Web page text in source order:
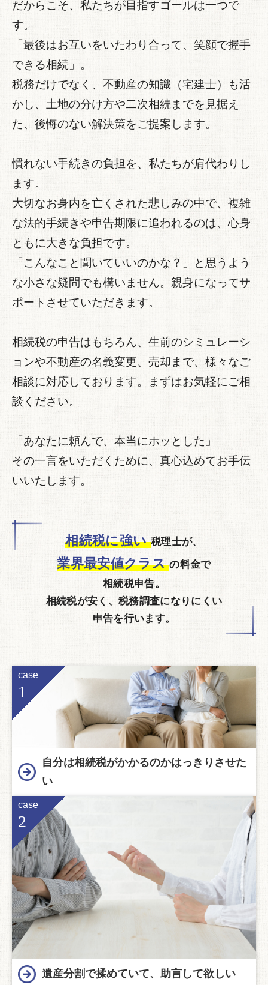
だからこそ、私たちが目指すゴールは一つで
す。
「最後はお互いをいたわり合って、笑顔で握手
できる相続」。
税務だけでなく、不動産の知識（宅建士）も活
かし、土地の分け方や二次相続までを見据え
た、後悔のない解決策をご提案します。
慣れない手続きの負担を、私たちが肩代わりし
ます。
大切なお身内を亡くされた悲しみの中で、複雑
な法的手続きや申告期限に追われるのは、心身
ともに大きな負担です。
「こんなこと聞いていいのかな？」と思うよう
な小さな疑問でも構いません。親身になってサ
ポートさせていただきます。
相続税の申告はもちろん、生前のシミュレーシ
ョンや不動産の名義変更、売却まで、様々なご
相談に対応しております。まずはお気軽にご相
談ください。
「あなたに頼んで、本当にホッとした」
その一言をいただくために、真心込めてお手伝
いいたします。
相続税に強い税理士が、
業界最安値クラスの料金で
相続税申告。
相続税が安く、税務調査になりにくい
申告を行います。
case
1
自分は相続税がかかるのかはっきりさせた
い
case
2
遺産分割で揉めていて、助言して欲しい